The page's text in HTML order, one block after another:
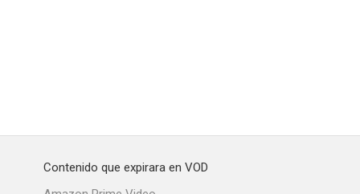
Contenido que expirara en VOD